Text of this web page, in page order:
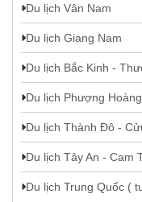
Du lịch Vân Nam
Du lịch Giang Nam
Du lịch Bắc Kinh -
Du lịch Phượng
Du lịch Thành Đô -
Du lịch Tây An - Cam
Du lịch Trung Quốc (